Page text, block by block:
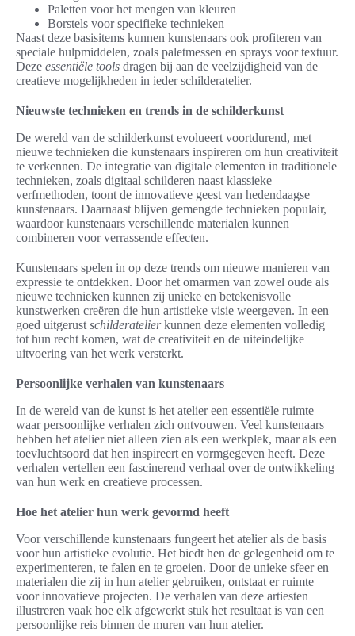
Paletten voor het mengen van kleuren
Borstels voor specifieke technieken
Naast deze basisitems kunnen kunstenaars ook profiteren van
speciale hulpmiddelen, zoals paletmessen en sprays voor textuur.
Deze essentiële tools dragen bij aan de veelzijdigheid van de
creatieve mogelijkheden in ieder schilderatelier.
Nieuwste technieken en trends in de schilderkunst
De wereld van de schilderkunst evolueert voortdurend, met
nieuwe technieken die kunstenaars inspireren om hun creativiteit
te verkennen. De integratie van digitale elementen in traditionele
technieken, zoals digitaal schilderen naast klassieke
verfmethoden, toont de innovatieve geest van hedendaagse
kunstenaars. Daarnaast blijven gemengde technieken populair,
waardoor kunstenaars verschillende materialen kunnen
combineren voor verrassende effecten.
Kunstenaars spelen in op deze trends om nieuwe manieren van
expressie te ontdekken. Door het omarmen van zowel oude als
nieuwe technieken kunnen zij unieke en betekenisvolle
kunstwerken creëren die hun artistieke visie weergeven. In een
goed uitgerust schilderatelierkunnen deze elementen volledig
tot hun recht komen, wat de creativiteit en de uiteindelijke
uitvoering van het werk versterkt.
Persoonlijke verhalen van kunstenaars
In de wereld van de kunst is het atelier een essentiële ruimte
waar persoonlijke verhalen zich ontvouwen. Veel kunstenaars
hebben het atelier niet alleen zien als een werkplek, maar als een
toevluchtsoord dat hen inspireert en vormgegeven heeft. Deze
verhalen vertellen een fascinerend verhaal over de ontwikkeling
van hun werk en creatieve processen.
Hoe het atelier hun werk gevormd heeft
Voor verschillende kunstenaars fungeert het atelier als de basis
voor hun artistieke evolutie. Het biedt hen de gelegenheid om te
experimenteren, te falen en te groeien. Door de unieke sfeer en
materialen die zij in hun atelier gebruiken, ontstaat er ruimte
voor innovatieve projecten. De verhalen van deze artiesten
illustreren vaak hoe elk afgewerkt stuk het resultaat is van een
persoonlijke reis binnen de muren van hun atelier.